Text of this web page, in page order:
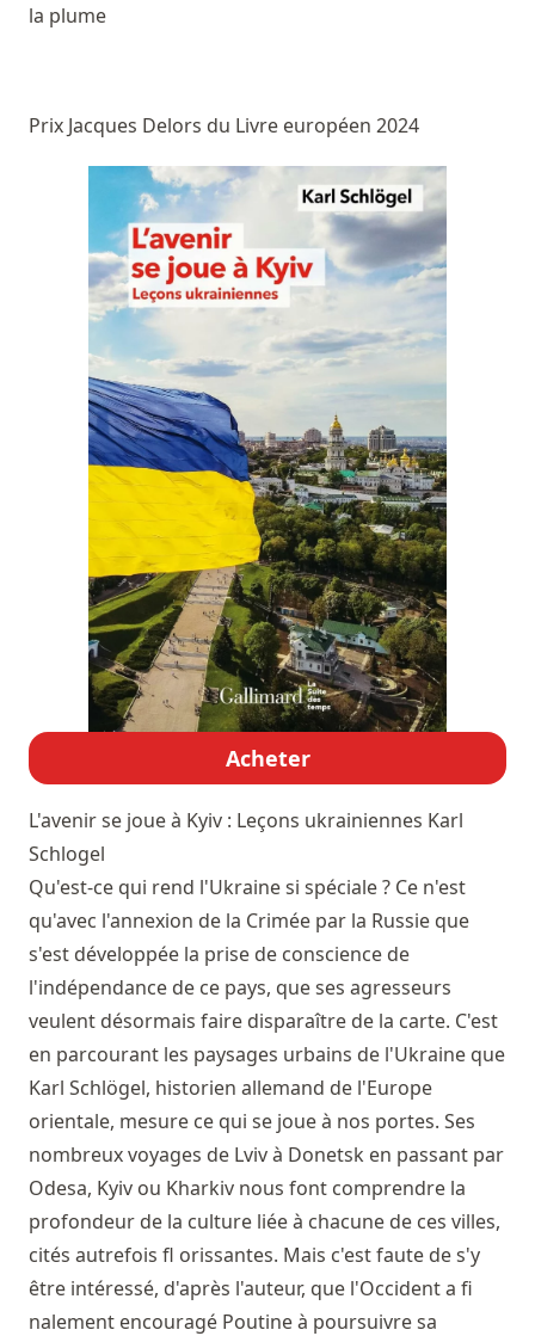
la plume
Prix Jacques Delors du Livre européen 2024
Acheter
L'avenir se joue à Kyiv : Leçons ukrainiennes Karl
Schlogel
Qu'est-ce qui rend l'Ukraine si spéciale ? Ce n'est
qu'avec l'annexion de la Crimée par la Russie que
s'est développée la prise de conscience de
l'indépendance de ce pays, que ses agresseurs
veulent désormais faire disparaître de la carte. C'est
en parcourant les paysages urbains de l'Ukraine que
Karl Schlögel, historien allemand de l'Europe
orientale, mesure ce qui se joue à nos portes. Ses
nombreux voyages de Lviv à Donetsk en passant par
Odesa, Kyiv ou Kharkiv nous font comprendre la
profondeur de la culture liée à chacune de ces villes,
cités autrefois fl orissantes. Mais c'est faute de s'y
être intéressé, d'après l'auteur, que l'Occident a fi
nalement encouragé Poutine à poursuivre sa